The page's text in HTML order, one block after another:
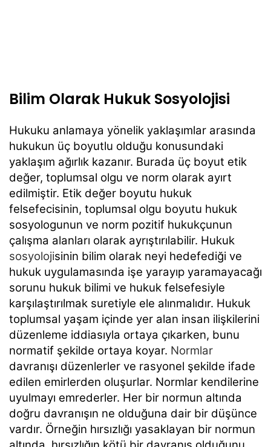
Bilim Olarak Hukuk Sosyolojisi
Hukuku anlamaya yönelik yaklaşımlar arasında
hukukun üç boyutlu olduğu konusundaki
yaklaşım ağırlık kazanır. Burada üç boyut etik
değer, toplumsal olgu ve norm olarak ayırt
edilmiştir. Etik değer boyutu hukuk
felsefecisinin, toplumsal olgu boyutu hukuk
sosyologunun ve norm pozitif hukukçunun
çalışma alanları olarak ayrıştırılabilir. Hukuk
sosyolojisinin bilim olarak neyi hedefediği ve
hukuk uygulamasında işe yarayıp yaramayacağı
sorunu hukuk bilimi ve hukuk felsefesiyle
karşılaştırılmak suretiyle ele alınmalıdır. Hukuk
toplumsal yaşam içinde yer alan insan ilişkilerini
düzenleme iddiasıyla ortaya çıkarken, bunu
normatif şekilde ortaya koyar. Normlar
davranışı düzenlerler ve rasyonel şekilde ifade
edilen emirlerden oluşurlar. Normlar kendilerine
uyulmayı emrederler. Her bir normun altında
doğru davranışın ne olduğuna dair bir düşünce
vardır. Örneğin hırsızlığı yasaklayan bir normun